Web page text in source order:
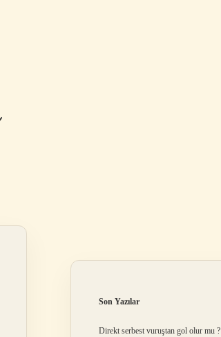
Son Yazılar
Direkt serbest vuruştan gol olur mu ?